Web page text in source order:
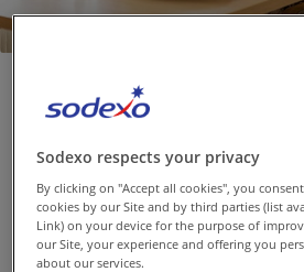
An der
zwischen
Sodexo respects your privacy
By clicking on "Accept all cookies", you
cookies by our Site and by third parties (list
Link) on your device for the purpose of
our Site, your experience and offering you
about our services.